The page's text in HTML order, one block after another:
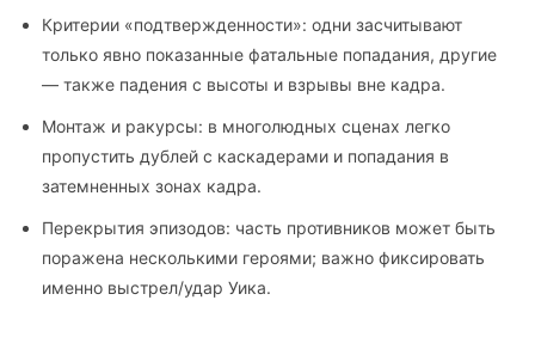
Критерии «подтвержденности»: одни засчитывают
только явно показанные фатальные попадания, другие
— также падения с высоты и взрывы вне кадра.
Монтаж и ракурсы: в многолюдных сценах легко
пропустить дублей с каскадерами и попадания в
затемненных зонах кадра.
Перекрытия эпизодов: часть противников может быть
поражена несколькими героями; важно фиксировать
именно выстрел/удар Уика.